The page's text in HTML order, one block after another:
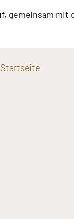
gemeinsam mit
Startseite